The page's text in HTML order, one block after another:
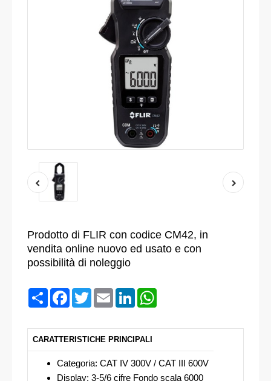
Prodotto di FLIR con codice CM42, in
vendita online nuovo ed usato e con
possibilità di noleggio
CondividiFacebook
TwitterEmail LinkedIn
CARATTERISTICHE PRINCIPALI
Categoria: CAT IV 300V / CAT III 600V
Display: 3-5/6 cifre Fondo scala 6000